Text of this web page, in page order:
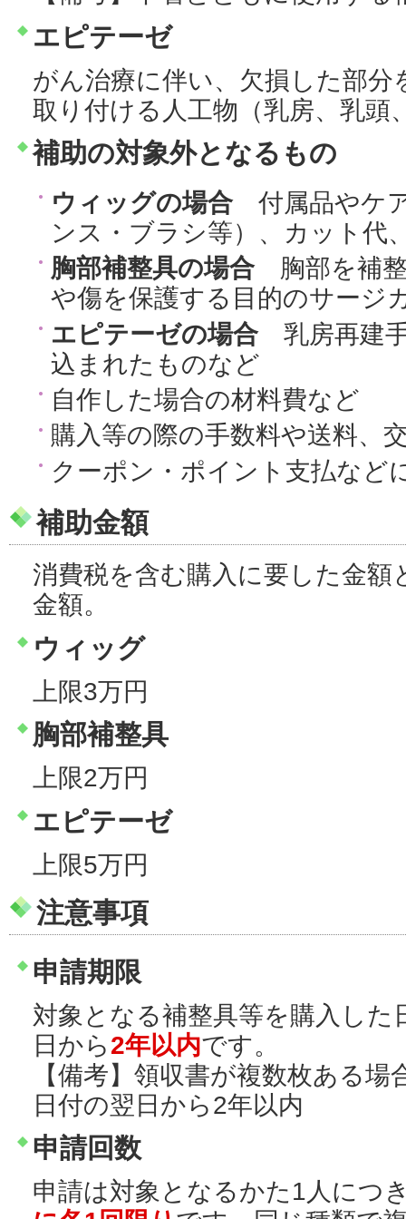
エピテーゼ
がん治療に伴い、欠損した部
取り付ける人工物（乳房、乳頭
補助の対象外となるもの
ウィッグの場合付属品やケア
ンス・ブラシ等）、カット代
胸部補整具の場合胸部を補整
や傷を保護する目的のサージ
エピテーゼの場合乳房再建手
込まれたものなど
自作した場合の材料費など
購入等の際の手数料や送料、
クーポン・ポイント支払など
補助金額
消費税を含む購入に要した金額
金額。
ウィッグ
上限3万円
胸部補整具
上限2万円
エピテーゼ
上限5万円
注意事項
申請期限
対象となる補整具等を購入した
日から2年以内です。
【備考】領収書が複数枚ある
日付の翌日から2年以内
申請回数
申請は対象となるかた1人につ